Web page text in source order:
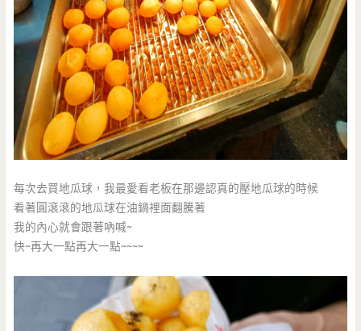
每次去買地瓜球，我最愛看老板在那邊認真的壓地瓜球的時候
看著圓滾滾的地瓜球在油鍋裡面翻騰著
我的內心就會跟著吶喊~
快~再大一點再大一點~~~~